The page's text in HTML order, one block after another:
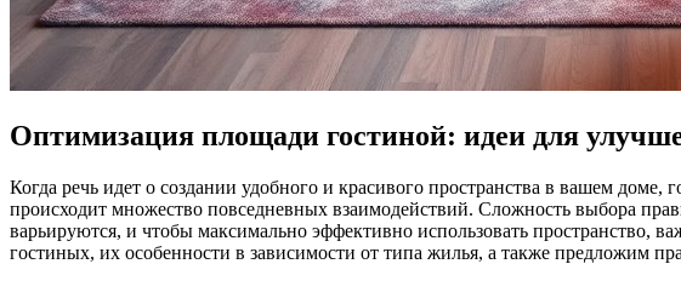
Оптимизация площади гостиной: идеи для
Когда речь идет о создании удобного и красивого пространства в вашем доме,
происходит множество повседневных взаимодействий. Сложность выбора
варьируются, и чтобы максимально эффективно использовать пространство,
гостиных, их особенности в зависимости от типа жилья, а также предложим